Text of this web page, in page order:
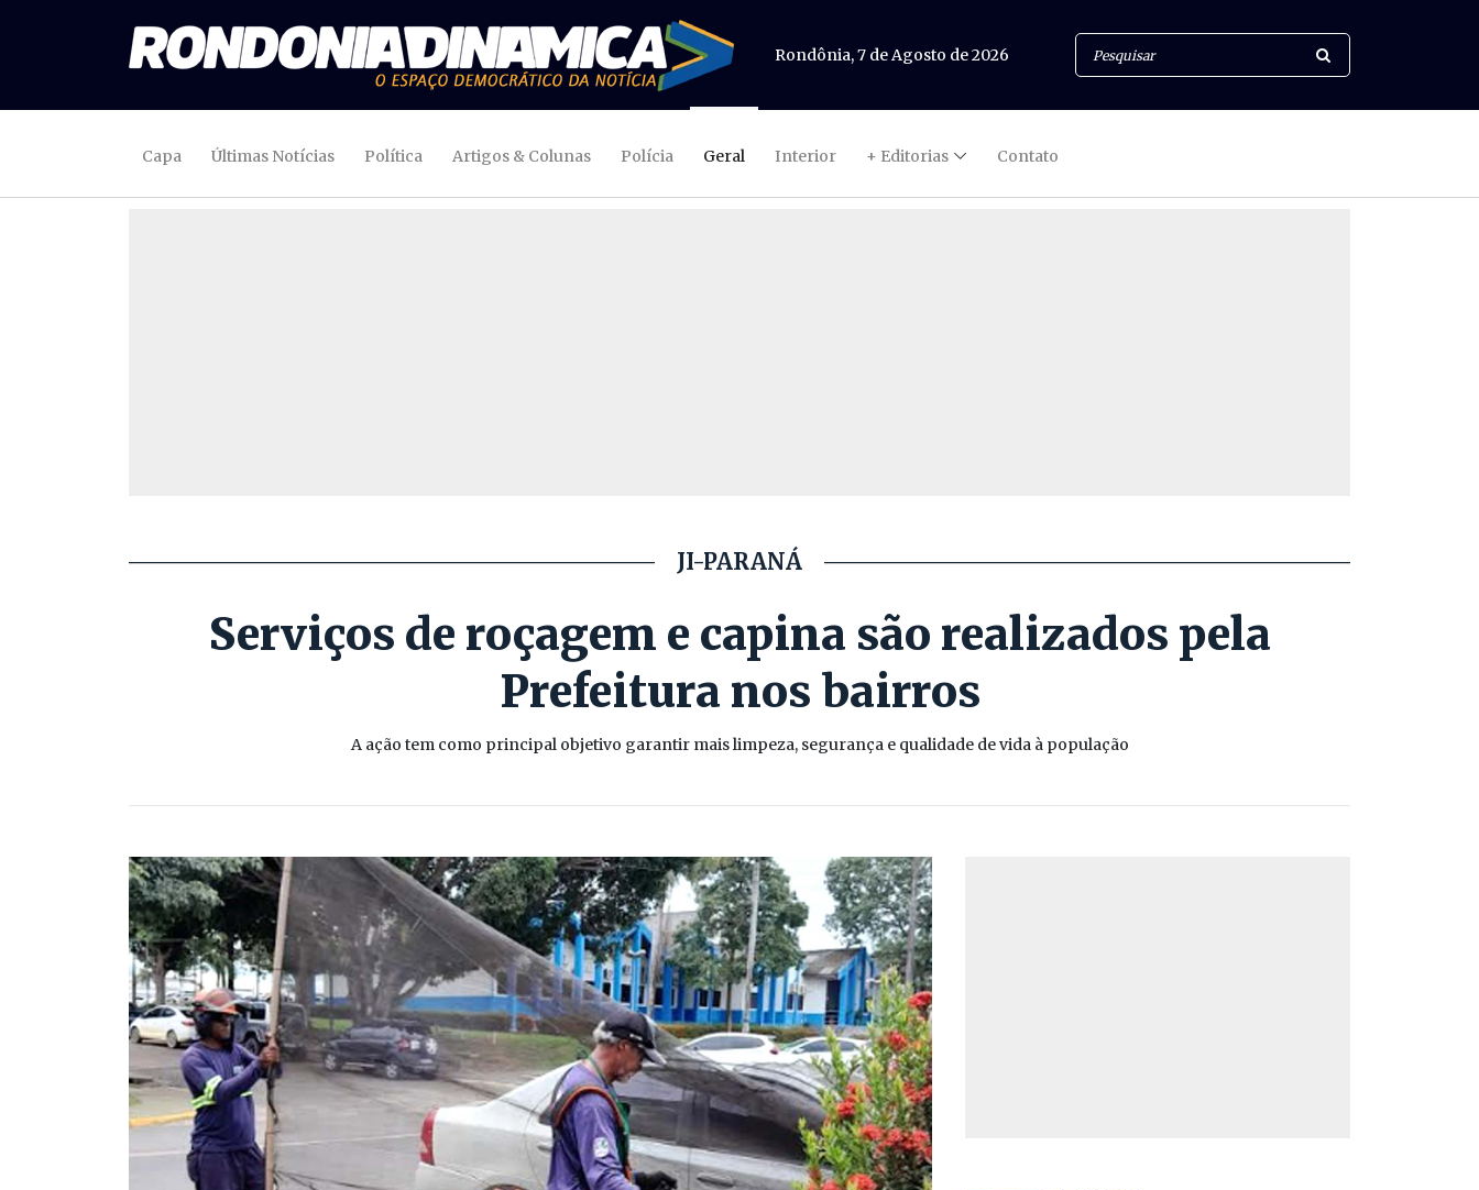
Rondônia, 7 de Agosto de 2026
Capa Últimas Notícias Política Artigos & Colunas Polícia Geral Interior + Editorias Contato
JI-PARANÁ
Serviços de roçagem e capina são realizados pela
Prefeitura nos bairros
A ação tem como principal objetivo garantir mais limpeza, segurança e qualidade de vida à população